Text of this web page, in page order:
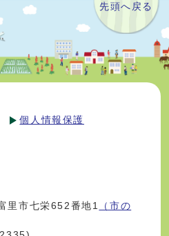
先頭へ戻る
個人情報保護
市七栄652番地1
（市の